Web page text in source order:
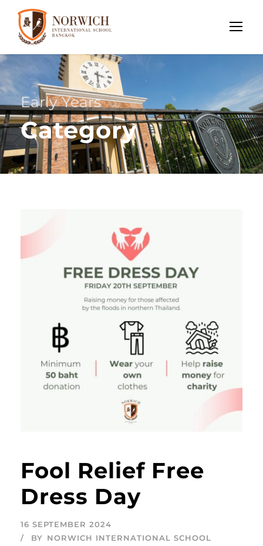
Early Years
Category
Fool Relief Free
Dress Day
16 SEPTEMBER 2024
BY NORWICH INTERNATIONAL SCHOOL